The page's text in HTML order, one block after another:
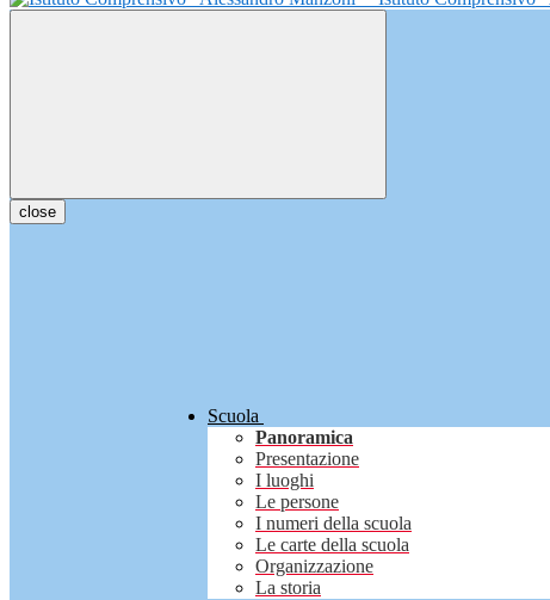
close
Scuola
Panoramica
Presentazione
I luoghi
Le persone
I numeri della scuola
Le carte della scuola
Organizzazione
La storia